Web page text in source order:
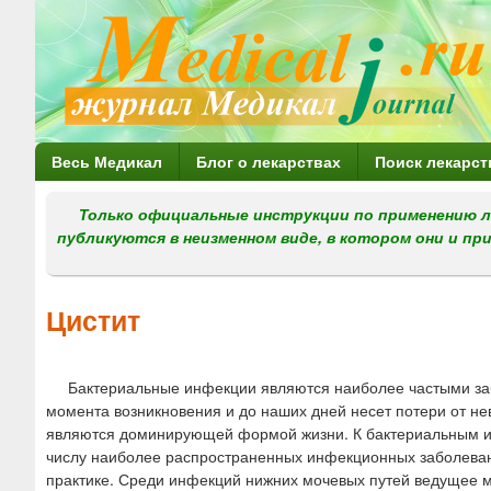
Г
а
в
о
м
е
н
Весь Медикал Блог о лекарствах Поиск
Только официальные инструкции по применению
публикуются в неизменном виде, в котором они и
Цистит
Бактериальные инфекции являются наиболее частыми
момента возникновения и до наших дней несет потери от
являются доминирующей формой жизни. К бактериальным
числу наиболее распространенных инфекционных
практике. Среди инфекций нижних мочевых путей ведущее